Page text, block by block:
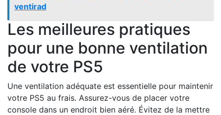
ventirad
Les meilleures pratiques
pour une bonne ventilation
de votre PS5
Une ventilation adéquate est essentielle pour maintenir
votre PS5 au frais. Assurez-vous de placer votre
console dans un endroit bien aéré. Évitez de la mettre